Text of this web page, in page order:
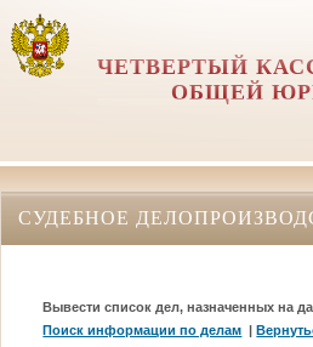
ЧЕТВЕРТЫЙ
ОБЩЕЙ
СУДЕБНОЕ
Вывести список дел, назначенных на
Поиск информации по делам |